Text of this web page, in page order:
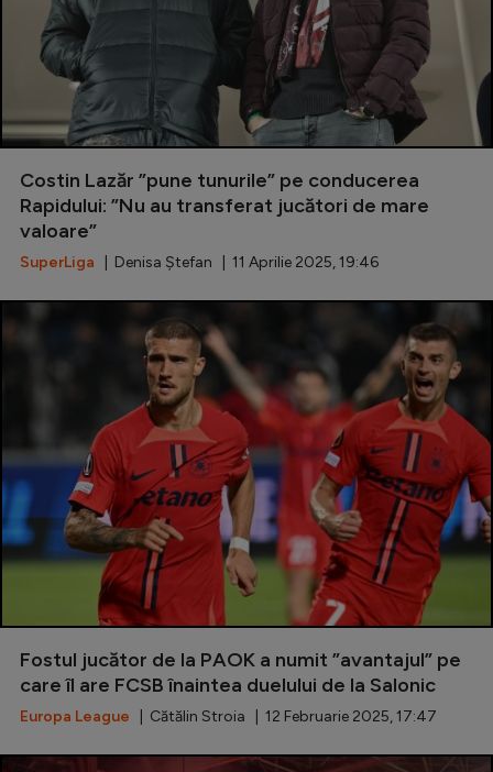
Cupa României
Echipa Națională
U21
Fotbal feminin
Special
Diverse
Inedit
Clasamente
Champions League
Europa League
Conference League
CM 2026
Premier League
LaLiga
Serie A
Costin Lazăr ”pune tunurile” pe conducerea
Rapidului: ”Nu au transferat jucători de mare
valoare”
SuperLiga | Denisa Ștefan | 11 Aprilie 2025, 19:46
Fostul jucător de la PAOK a numit ”avantajul” pe
care îl are FCSB înaintea duelului de la Salonic
Europa League | Cătălin Stroia | 12 Februarie 2025, 17:47